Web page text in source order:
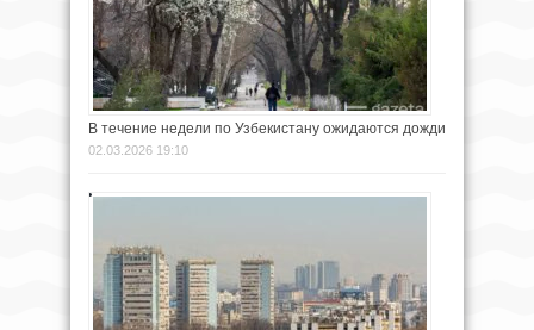
В течение недели по Узбекистану ожидаются дожди
02.03.2026 19:10